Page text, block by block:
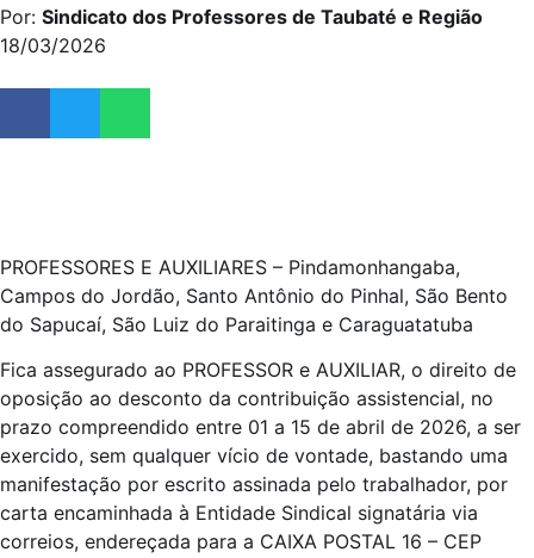
Por: Sindicato dos Professores de Taubaté e Região
18/03/2026
PROFESSORES E AUXILIARES – Pindamonhangaba,
Campos do Jordão, Santo Antônio do Pinhal, São Bento
do Sapucaí, São Luiz do Paraitinga e Caraguatatuba
Fica assegurado ao PROFESSOR e AUXILIAR, o direito de
oposição ao desconto da contribuição assistencial, no
prazo compreendido entre 01 a 15 de abril de 2026, a ser
exercido, sem qualquer vício de vontade, bastando uma
manifestação por escrito assinada pelo trabalhador, por
carta encaminhada à Entidade Sindical signatária via
correios, endereçada para a CAIXA POSTAL 16 – CEP